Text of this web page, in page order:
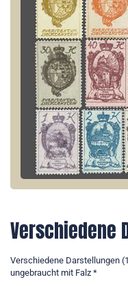
Verschiedene
Verschiedene Darstellungen
ungebraucht mit Falz *